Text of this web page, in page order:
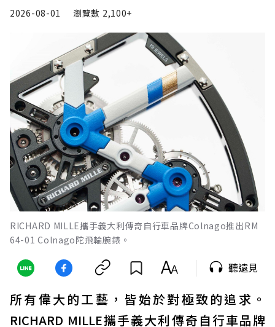
2026-08-01
瀏覽數 2,100+
RICHARD MILLE攜手義大利傳奇自行車品牌Colnago推出RM
64-01 Colnago陀飛輪腕錶。
聽遠見
所有偉大的工藝，皆始於對極致的追求。
RICHARD MILLE攜手義大利傳奇自行車品牌